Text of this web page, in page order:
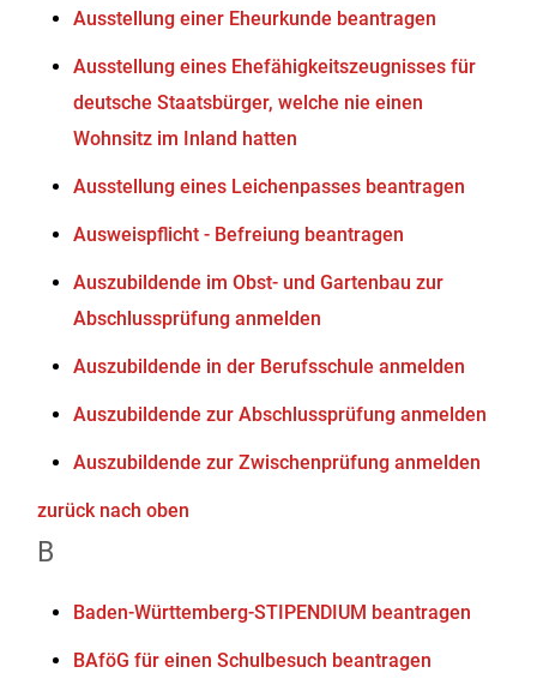
Ausstellung einer Eheurkunde beantragen
Ausstellung eines Ehefähigkeitszeugnisses für
deutsche Staatsbürger, welche nie einen
Wohnsitz im Inland hatten
Ausstellung eines Leichenpasses beantragen
Ausweispflicht - Befreiung beantragen
Auszubildende im Obst- und Gartenbau zur
Abschlussprüfung anmelden
Auszubildende in der Berufsschule anmelden
Auszubildende zur Abschlussprüfung anmelden
Auszubildende zur Zwischenprüfung anmelden
zurück nach oben
B
Baden-Württemberg-STIPENDIUM beantragen
BAföG für einen Schulbesuch beantragen